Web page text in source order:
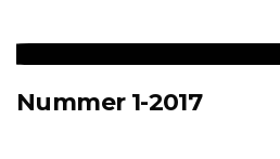
Nummer 1-2017